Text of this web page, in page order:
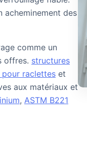
acheminement des
comme un
offres. structures
raclettes et
aux matériaux et
, ASTM B221